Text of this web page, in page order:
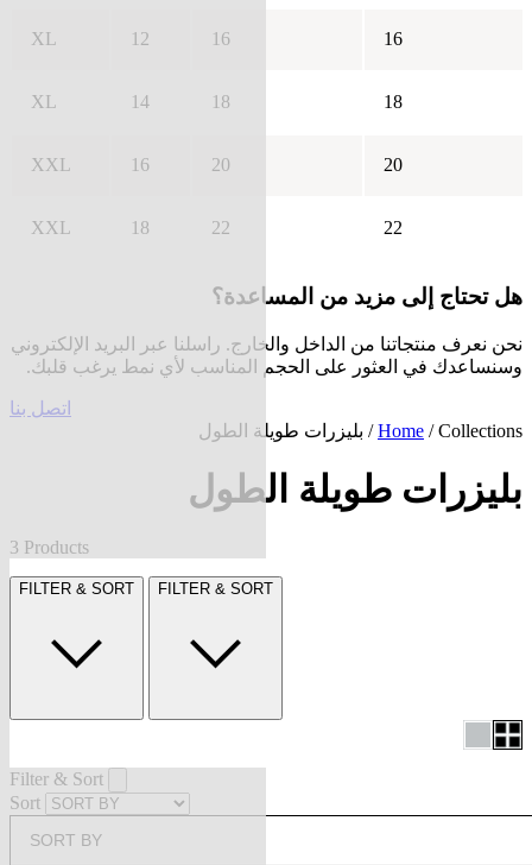
XL 12 16 16
XL 14 18 18
XXL 16 20 20
XXL 18 22 22
هل تحتاج إلى مزيد من المساعدة؟
نحن نعرف منتجاتنا من الداخل والخارج. راسلنا عبر البريد الإلكتروني
وسنساعدك في العثور على الحجم المناسب لأي نمط يرغب قلبك.
اتصل بنا
Home / Collections / بليزرات طويلة الطول
بليزرات طويلة الطول
3 Products
FILTER & SORT FILTER & SORT
Filter & Sort
Sort
SORT BY